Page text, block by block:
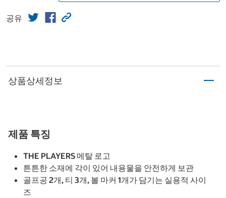
공유
상품상세정보
제품 특징
THE PLAYERS 메탈 로고
튼튼한 소재에 각이 있어 내용물을 안전하게 보관
골프공 2개, 티 3개, 볼 마커 1개가 담기는 실용적 사이
즈